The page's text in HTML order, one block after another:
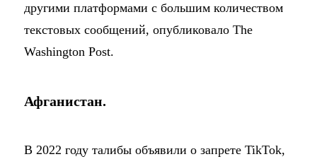
другими платформами с большим количеством
текстовых сообщений, опубликовало The
Washington Post.
Афганистан.
В 2022 году талибы объявили о запрете TikTok,